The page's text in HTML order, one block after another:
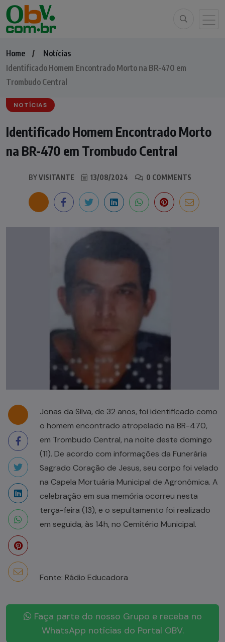
Home
Notícias
Identificado Homem Encontrado Morto na BR-470 em
Trombudo Central
NOTÍCIAS
Identificado Homem Encontrado Morto
na BR-470 em Trombudo Central
BYVISITANTE 13/08/2024 0 COMMENTS
Jonas da Silva, de 32 anos, foi identificado como
o homem encontrado atropelado na BR-470,
em Trombudo Central, na noite deste domingo
(11). De acordo com informações da Funerária
Sagrado Coração de Jesus, seu corpo foi velado
na Capela Mortuária Municipal de Agronômica. A
celebração em sua memória ocorreu nesta
terça-feira (13), e o sepultamento foi realizado
em seguida, às 14h, no Cemitério Municipal.
Fonte: Rádio Educadora
Faça parte do nosso Grupo e receba no
WhatsApp notícias do Portal OBV.